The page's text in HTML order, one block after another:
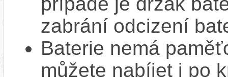
zabrání odcizení
Baterie nemá
můžete nabíjet i po